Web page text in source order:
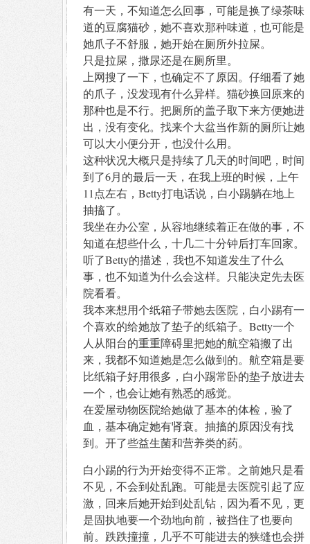
有一天，不知道怎么回事，可能是换了绿茶味
道的豆腐猫砂，她不喜欢那种味道，也可能是
她爪子不舒服，她开始在厕所外拉屎。
只是拉屎，撒尿还是在厕所里。
上网搜了一下，也确定不了原因。仔细看了她
的爪子，没发现有什么异样。猫砂换回原来的
那种也是不行。把厕所的盖子取下来方便她进
出，没有变化。找来个大盆当作新的厕所让她
可以大小便分开，也没什么用。
这种状况大概只是持续了几天的时间吧，时间
到了6月的最后一天，在我上班的时候，上午
11点左右，Betty打电话说，白小踢躺在地上
抽搐了。
我坐在办公室，从容地继续着正在做的事，不
知道在想些什么，十几二十分钟后打车回家。
听了Betty的描述，我也不知道发生了什么
事，也不知道为什么会这样。只能决定先去医
院看看。
我本来想用个纸箱子带她去医院，白小踢有一
个喜欢的给她放了垫子的纸箱子。Betty一个
人从阳台的重重障碍里把她的航空箱搬了出
来，我都不知道她是怎么做到的。航空箱是要
比纸箱子好用很多，白小踢常卧的垫子放进去
一个，也会让她有熟悉的感觉。
在爱屋动物医院给她做了基本的体检，验了
血，基本确定她有肾衰。抽搐的原因没有找
到。开了些益生菌和营养类的药。
白小踢的行为开始变得不正常。之前她只是看
不见，不会到处乱跑。可能是去医院引起了应
激，回来后她开始到处乱钻，因为看不见，更
是固执地要一个劲地向前，被挡住了也要向
前。跌跌撞撞，几乎不可能进去的狭缝也会拼